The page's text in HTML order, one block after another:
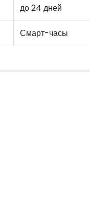
до 24 дней
Смарт-часы